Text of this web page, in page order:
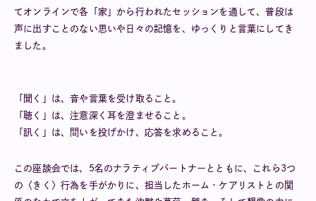
てオンラインで各「家」から行われたセッションを通して、普段は
声に出すことのない思いや日々の記憶を、ゆっくりと言葉にしてき
ました。
「聞く」は、音や言葉を受け取ること。
「聴く」は、注意深く耳を澄ませること。
「訊く」は、問いを投げかけ、応答を求めること。
この座談会では、5名のナラティブパートナーとともに、これら3つ
の〈きく〉行為を手がかりに、担当したホーム・ケアリストとの関